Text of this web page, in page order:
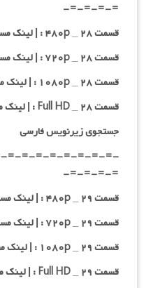
=-=-=-=-
قسمت ۲۸ _ ۴۸۰p : | لینک مستقیم |
قسمت ۲۸ _ ۷۲۰p : | لینک مستقیم |
قسمت ۲۸ _ ۱۰۸۰p : | لینک مستقیم |
قسمت ۲۸ _ Full HD : | لینک مستقیم |
جستجوی زیرنویس فارسی
=-=-=-=-=-=-=-=-
=-=-=-=-
قسمت ۲۹ _ ۴۸۰p : | لینک مستقیم |
قسمت ۲۹ _ ۷۲۰p : | لینک مستقیم |
قسمت ۲۹ _ ۱۰۸۰p : | لینک مستقیم |
قسمت ۲۹ _ Full HD : | لینک مستقیم |